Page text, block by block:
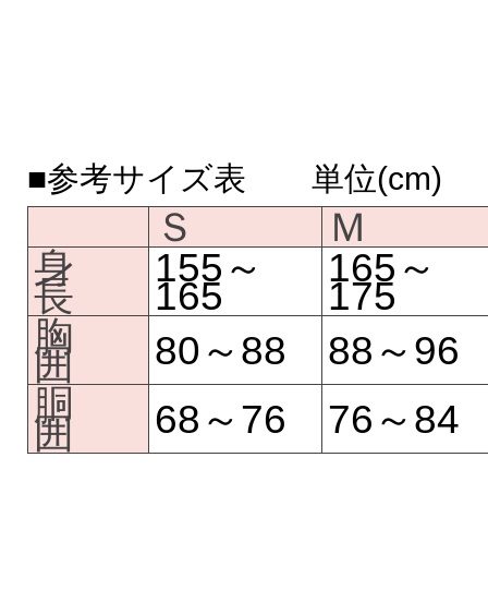
■参考サイズ表 単位(cm)
Ｓ
Ｍ
身
長
155～
165
165～
175
胸
囲 80～88
88～96
胴
囲 68～76 76～84